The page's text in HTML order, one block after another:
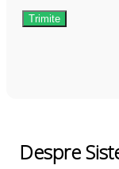
Trimite
Despre